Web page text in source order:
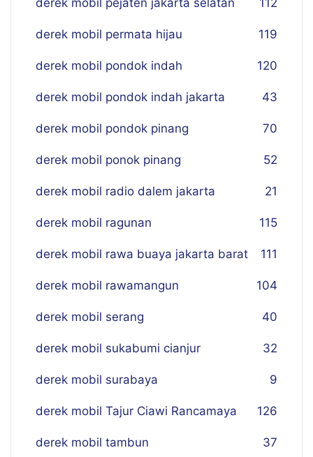
derek mobil pejaten jakarta selatan 112
derek mobil permata hijau 119
derek mobil pondok indah 120
derek mobil pondok indah jakarta 43
derek mobil pondok pinang 70
derek mobil ponok pinang 52
derek mobil radio dalem jakarta 21
derek mobil ragunan 115
derek mobil rawa buaya jakarta barat 111
derek mobil rawamangun 104
derek mobil serang 40
derek mobil sukabumi cianjur 32
derek mobil surabaya 9
derek mobil Tajur Ciawi Rancamaya 126
derek mobil tambun 37